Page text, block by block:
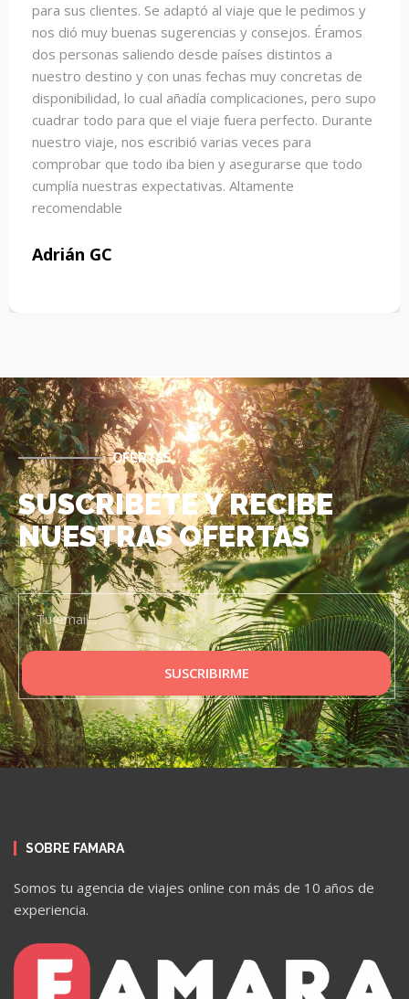
años porque nos ofrecen las mejores opciones, con
los mejores precios y por supuesto el mejor servicio y
atención tan personalizada. Si tienes la más mínima
duda o incidencia, te lo solucionan muy rápido. Son un
equipazo de profesionales!
IS - Pro Servicios Integrales Profesionales
OFERTAS
SUSCRIBETE Y RECIBE
NUESTRAS OFERTAS
SUSCRIBIRME
SOBRE FAMARA
Somos tu agencia de viajes online con más de 10 años de
experiencia.